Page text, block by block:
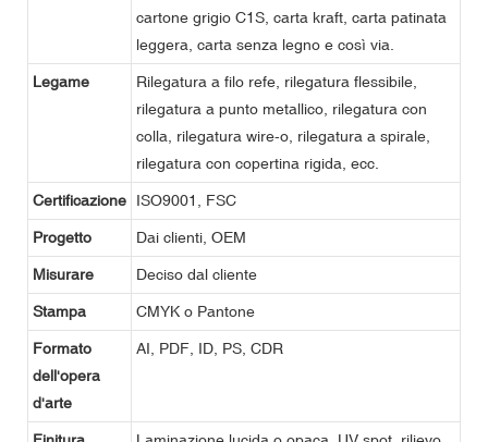
cartone grigio C1S, carta kraft, carta patinata
leggera, carta senza legno e così via.
Legame
Rilegatura a filo refe, rilegatura flessibile,
rilegatura a punto metallico, rilegatura con
colla, rilegatura wire-o, rilegatura a spirale,
rilegatura con copertina rigida, ecc.
Certificazione ISO9001, FSC
Progetto Dai clienti, OEM
Misurare Deciso dal cliente
Stampa CMYK o Pantone
Formato
dell'opera
d'arte
AI, PDF, ID, PS, CDR